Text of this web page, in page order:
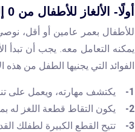
أولًا- الألغاز للأطفال من 0 إلى سنتين
يمكنه التعامل معه. يجب أن تبدأ
الفوائد التي يجنيها الطفل من هذه
1-
يكتشف مهارته، ويعمل على
2-
يكون التقاط قطعة اللغز له
3-
تتيح القطع الكبيرة لطفلك